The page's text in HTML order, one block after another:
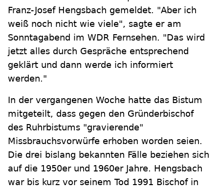
Franz-Josef Hengsbach gemeldet. "Aber ich
weiß noch nicht wie viele", sagte er am
Sonntagabend im WDR Fernsehen. "Das wird
jetzt alles durch Gespräche entsprechend
geklärt und dann werde ich informiert
werden."
In der vergangenen Woche hatte das Bistum
mitgeteilt, dass gegen den Gründerbischof
des Ruhrbistums "gravierende"
Missbrauchsvorwürfe erhoben worden seien.
Die drei bislang bekannten Fälle beziehen sich
auf die 1950er und 1960er Jahre. Hengsbach
war bis kurz vor seinem Tod 1991 Bischof in